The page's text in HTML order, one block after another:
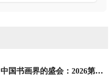
中国书画界的盛会：2026第十届中国书画春晚速写